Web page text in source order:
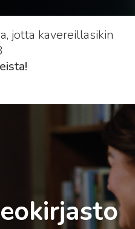
jotta kavereillasikin